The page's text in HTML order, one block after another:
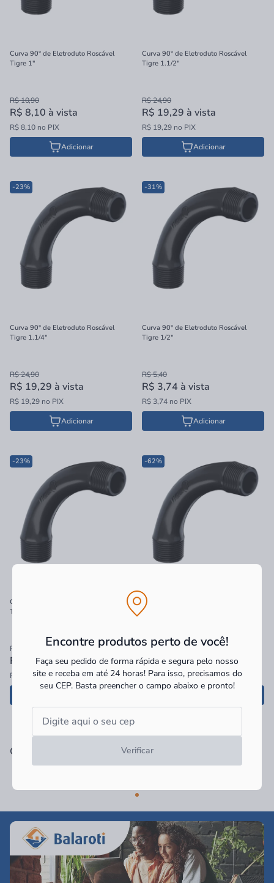
Encontre produtos perto de você!
Faça seu pedido de forma rápida e segura pelo nosso
site e receba em até 24 horas! Para isso, precisamos do
seu CEP. Basta preencher o campo abaixo e pronto!
Verificar
Curva 90° de Eletroduto Roscável
Tigre 1"
R$ 10,90
R$ 8,10 à vista
R$ 8,10 no PIX
Adicionar
Curva 90° de Eletroduto Roscável
Tigre 1.1/2"
R$ 24,90
R$ 19,29 à vista
R$ 19,29 no PIX
Adicionar
-23%
Curva 90° de Eletroduto Roscável
Tigre 1.1/4"
R$ 24,90
R$ 19,29 à vista
R$ 19,29 no PIX
Adicionar
-31%
Curva 90° de Eletroduto Roscável
Tigre 1/2"
R$ 5,40
R$ 3,74 à vista
R$ 3,74 no PIX
Adicionar
-23%
Curva 90° de Eletroduto Roscável
Tigre 2"
R$ 36,90
R$ 28,47à vista
R$ 28,47 no PIX
-62%
Curva 90º de Eletroduto Roscável
Tigre 3/4"
R$ 5,90
R$ 2,22à vista
R$ 2,22 no PIX
Categorias Relacionadas